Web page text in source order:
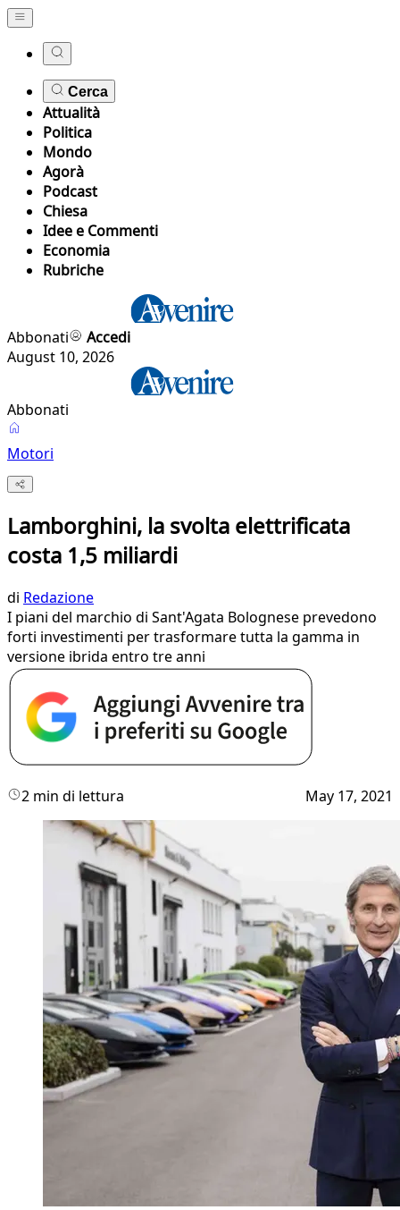
Cerca
Attualità
Politica
Mondo
Agorà
Podcast
Chiesa
Idee e Commenti
Economia
Rubriche
Abbonati
Accedi
August 10, 2026
Abbonati
Motori
Lamborghini, la svolta elettrificata
costa 1,5 miliardi
di Redazione
I piani del marchio di Sant'Agata Bolognese prevedono
forti investimenti per trasformare tutta la gamma in
versione ibrida entro tre anni
2 min di lettura May 17, 2021